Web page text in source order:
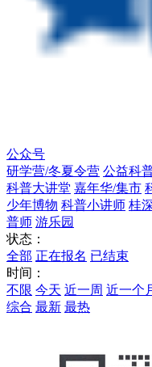
公众号
研学营/冬夏令营 公益科
科普大讲堂 嘉年华/集市
少年博物 科普小讲师 桂
普师 游乐园
状态：
全部 正在报名 已结束
时间：
不限 今天 近一周 近一个
综合 最新 最热